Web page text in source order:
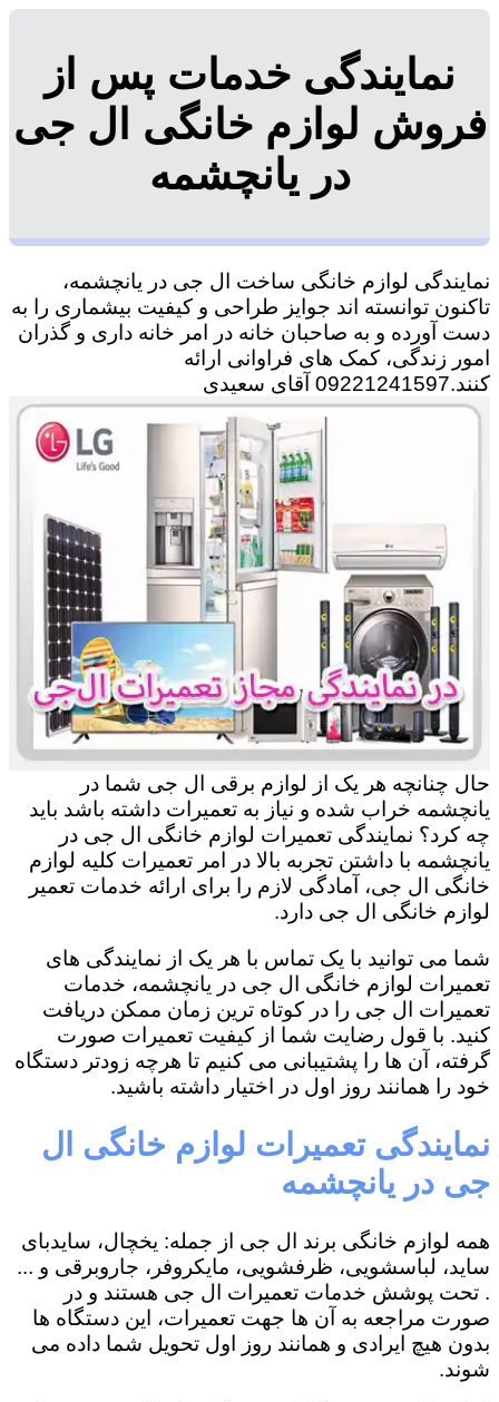
نمایندگی خدمات پس از
فروش لوازم خانگی ال جی
در یانچشمه
نمایندگی لوازم خانگی ساخت ال جی در یانچشمه،
تاکنون توانسته اند جوایز طراحی و کیفیت بیشماری را به
دست آورده و به صاحبان خانه در امر خانه داری و گذران
امور زندگی، کمک های فراوانی ارائه
کنند.09221241597 آقای سعیدی
حال چنانچه هر یک از لوازم برقی ال جی شما در
یانچشمه خراب شده و نیاز به تعمیرات داشته باشد باید
چه کرد؟ نمایندگی تعمیرات لوازم خانگی ال جی در
یانچشمه با داشتن تجربه بالا در امر تعمیرات کلیه لوازم
خانگی ال جی، آمادگی لازم را برای ارائه خدمات تعمیر
لوازم خانگی ال جی دارد.
شما می توانید با یک تماس با هر یک از نمایندگی های
تعمیرات لوازم خانگی ال جی در یانچشمه، خدمات
تعمیرات ال جی را در کوتاه ترین زمان ممکن دریافت
کنید. با قول رضایت شما از کیفیت تعمیرات صورت
گرفته، آن ها را پشتیبانی می کنیم تا هرچه زودتر دستگاه
خود را همانند روز اول در اختیار داشته باشید.
نمایندگی تعمیرات لوازم خانگی ال
جی در یانچشمه
همه لوازم خانگی برند ال جی از جمله: یخچال، سایدبای
ساید، لباسشویی، ظرفشویی، مایکروفر، جاروبرقی و ...
. تحت پوشش خدمات تعمیرات ال جی هستند و در
صورت مراجعه به آن ها جهت تعمیرات، این دستگاه ها
بدون هیچ ایرادی و همانند روز اول تحویل شما داده می
شوند.